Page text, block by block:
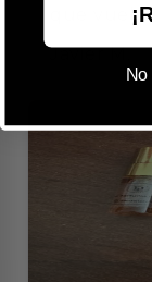
que
Javier M.